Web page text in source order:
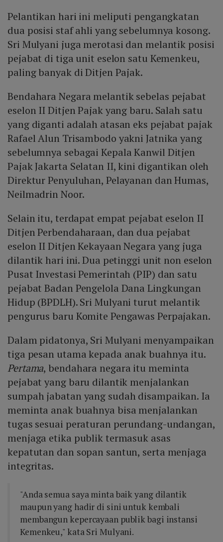
Pelantikan hari ini meliputi pengangkatan
dua posisi staf ahli yang sebelumnya kosong.
Sri Mulyani juga merotasi dan melantik posisi
pejabat di tiga unit eselon satu Kemenkeu,
paling banyak di Ditjen Pajak.
Bendahara Negara melantik sebelas pejabat
eselon II Ditjen Pajak yang baru. Salah satu
yang diganti adalah atasan eks pejabat pajak
Rafael Alun Trisambodo yakni Jatnika yang
sebelumnya sebagai Kepala Kanwil Ditjen
Pajak Jakarta Selatan II, kini digantikan oleh
Direktur Penyuluhan, Pelayanan dan Humas,
Neilmadrin Noor.
Selain itu, terdapat empat pejabat eselon II
Ditjen Perbendaharaan, dan dua pejabat
eselon II Ditjen Kekayaan Negara yang juga
dilantik hari ini. Dua petinggi unit non eselon
Pusat Investasi Pemerintah (PIP) dan satu
pejabat Badan Pengelola Dana Lingkungan
Hidup (BPDLH). Sri Mulyani turut melantik
pengurus baru Komite Pengawas Perpajakan.
Dalam pidatonya, Sri Mulyani menyampaikan
tiga pesan utama kepada anak buahnya itu.
Pertama, bendahara negara itu meminta
pejabat yang baru dilantik menjalankan
sumpah jabatan yang sudah disampaikan. Ia
meminta anak buahnya bisa menjalankan
tugas sesuai peraturan perundang-undangan,
menjaga etika publik termasuk asas
kepatutan dan sopan santun, serta menjaga
integritas.
"Anda semua saya minta baik yang dilantik
maupun yang hadir di sini untuk kembali
membangun kepercayaan publik bagi instansi
Kemenkeu," kata Sri Mulyani.